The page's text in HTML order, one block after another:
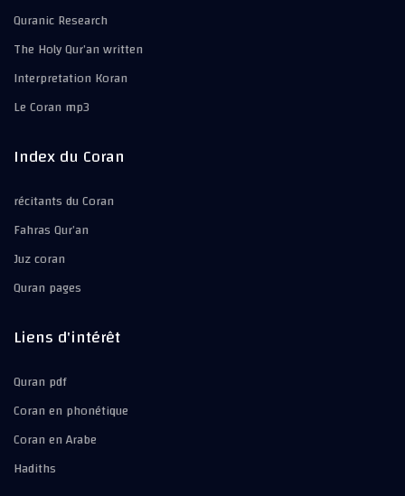
Quranic Research
The Holy Qur’an written
Interpretation Koran
Le Coran mp3
Index du Coran
récitants du Coran
Fahras Qur’an
Juz coran
Quran pages
Liens d'intérêt
Quran pdf
Coran en phonétique
Coran en Arabe
Hadiths